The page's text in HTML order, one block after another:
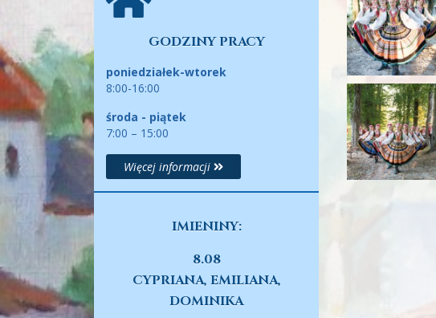
GODZINY PRACY
poniedziałek-wtorek
8:00-16:00
środa - piątek
7:00 – 15:00
Więcej informacji
IMIENINY:
8.08
CYPRIANA, EMILIANA,
DOMINIKA